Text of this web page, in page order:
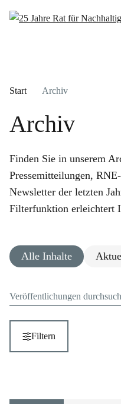
Start Archiv
Archiv
Finden Sie in unserem
Pressemitteilungen,
Newsletter der letzten
Filterfunktion erleichtert
Alle Inhalte
Suche
Filtern